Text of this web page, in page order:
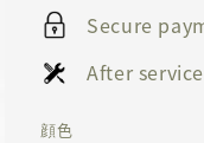
Secure
After
顔色